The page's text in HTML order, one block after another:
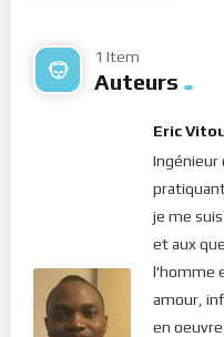
et celui qui hait sa vie
vie éternelle
. » Mais
car ce qui se fait sous le
et poursuite du vent.…»
aujourd’hui : «
monde, s’il perd son âme
1 Item
Auteurs
Eric
Ingénieur
je me
et aux
l'homme
amour,
en